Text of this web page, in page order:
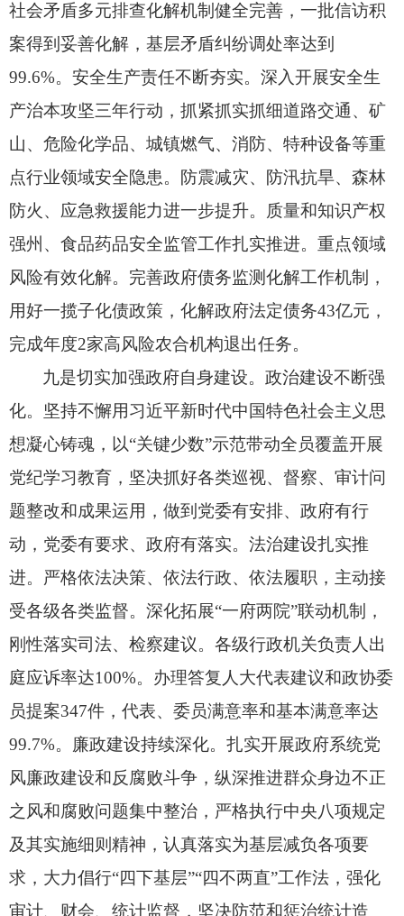
社会矛盾多元排查化解机制健全完善， 一批信访积
案得到妥善化解， 基层矛盾纠纷调处率达到
99.6%。 安全生产责任不断夯实。 深入开展安全生
产治本攻坚三年行动， 抓紧抓实抓细道路交通、 矿
山、 危险化学品、 城镇燃气、 消防、 特种设备等重
点行业领域安全隐患。
防震减灾、 防汛抗旱、 森林
防火、 应急救援能力进一步提升。 质量和知识产权
强州、 食品药品安全监管工作扎实推进。 重点领域
风险有效化解。 完善政府债务监测化解工作机制，
用好一揽子化债政策， 化解政府法定债务43亿元，
完成年度2家高风险农合机构退出任务。
九是切实加强政府自身建设。政治建设不断强
化。 坚持不懈用习近平新时代中国特色社会主义思
想凝心铸魂， 以“关键少数”示范带动全员覆盖开展
党纪学习教育， 坚决抓好各类巡视、 督察、 审计问
题整改和成果运用， 做到党委有安排、 政府有行
动， 党委有要求、 政府有落实。 法治建设扎实推
进。 严格依法决策、 依法行政、 依法履职， 主动接
受各级各类监督。 深化拓展“一府两院”联动机制，
刚性落实司法、 检察建议。 各级行政机关负责人出
庭应诉率达100%。 办理答复人大代表建议和政协委
员提案347件， 代表、 委员满意率和基本满意率达
99.7%。 廉政建设持续深化。 扎实开展政府系统党
风廉政建设和反腐败斗争， 纵深推进群众身边不正
之风和腐败问题集中整治， 严格执行中央八项规定
及其实施细则精神， 认真落实为基层减负各项要
求， 大力倡行“四下基层”“四不两直”工作法， 强化
审计、 财会、 统计监督， 坚决防范和惩治统计造